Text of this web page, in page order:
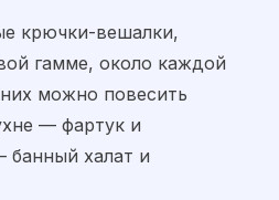
крючки-вешалки,
гамме, около каждой
можно повесить
— фартук и
банный халат и